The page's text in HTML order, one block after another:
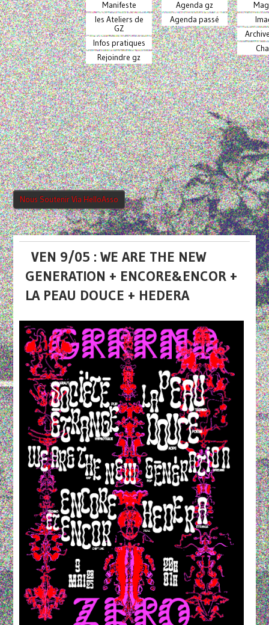
Manifeste
les Ateliers de
GZ
Infos pratiques
Rejoindre gz
Agenda gz
Agenda passé
Nous Soutenir Via HelloAsso
VEN 9/05 : WE ARE THE NEW
GENERATION + ENCORE&ENCOR +
LA PEAU DOUCE + HEDERA